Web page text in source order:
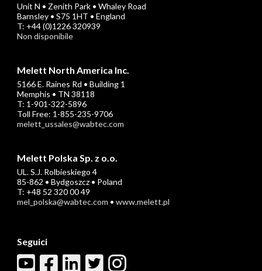
Unit N • Zenith Park • Whaley Road
Barnsley • S75 1HT • England
T: +44 (0)1226 320939
Non disponibile
Melett North America Inc.
5166 E. Raines Rd • Building 1
Memphis • TN 38118
T: 1-901-322-5896
Toll Free: 1-855-235-9706
melett_ussales@wabtec.com
Melett Polska Sp. z o.o.
UL. S.J. Rolbieskiego 4
85-862 • Bydgoszcz • Poland
T: +48 52 320 00 49
mel_polska@wabtec.com • www.melett.pl
Seguici